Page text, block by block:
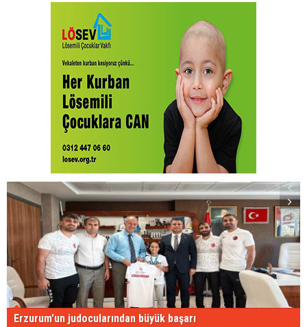
Erzurum'un judocularından büyük başarı